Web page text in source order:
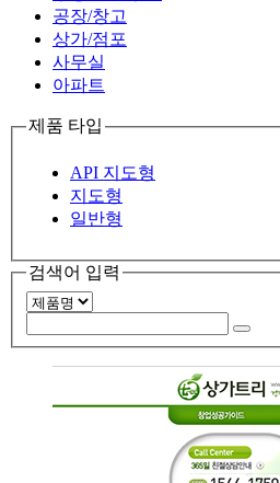
공장/창고
상가/점포
사무실
아파트
제품 타입
API 지도형
지도형
일반형
검색어 입력